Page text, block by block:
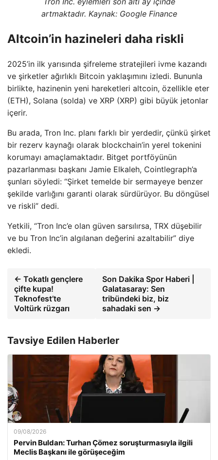
artmaktadır. Kaynak: Google Finance
Altcoin’in hazineleri daha riskli
2025’in ilk yarısında şifreleme stratejileri ivme kazandı
ve şirketler ağırlıklı Bitcoin yaklaşımını izledi. Bununla
birlikte, hazinenin yeni hareketleri altcoin, özellikle eter
(ETH), Solana (solda) ve XRP (XRP) gibi büyük jetonlar
içerir.
Bu arada, Tron Inc. planı farklı bir yerdedir, çünkü şirket
bir rezerv kaynağı olarak blockchain’in yerel tokenini
korumayı amaçlamaktadır. Bitget portföyünün
pazarlanması başkanı Jamie Elkaleh, Cointlegraph’a
şunları söyledi: “Şirket temelde bir sermayeye benzer
şekilde varlığını garanti olarak sürdürüyor. Bu döngüsel
ve riskli” dedi.
Yetkili, “Tron Inc’e olan güven sarsılırsa, TRX düşebilir
ve bu Tron Inc’in algılanan değerini azaltabilir” diye
ekledi.
← Tokatlı gençlere
çifte kupa!
Teknofest’te
Voltürk rüzgarı
Son Dakika Spor Haberi |
Galatasaray: Sen
tribündeki biz, biz
sahadaki sen →
Tavsiye Edilen Haberler
09/08/2026
Pervin Buldan: Turhan Çömez soruşturmasıyla ilgili
Meclis Başkanı ile görüşeceğim